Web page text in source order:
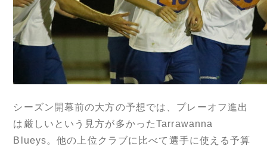
シーズン開幕前の大方の予想では、プレーオフ進出
は厳しいという見方が多かったTarrawanna
Blueys。他の上位クラブに比べて選手に使える予算